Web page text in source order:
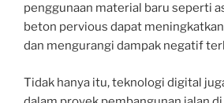
penggunaan material baru seperti
beton pervious dapat
dan mengurangi dampak negatif
Tidak hanya itu, teknologi digital